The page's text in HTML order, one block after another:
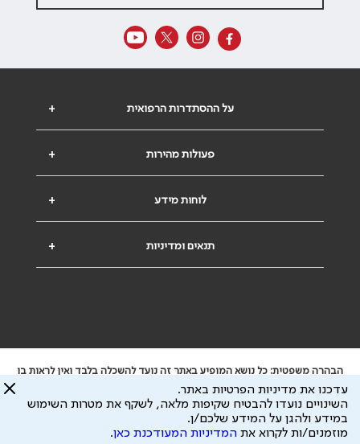
+ על ההסתדרות הרפואית
+ פעולות מהירות
+ לוחות מידע
+ תנאים ומדיניות
הבהרה משפטית: כל נושא המופיע באתר זה נועד להשכלה בלבד ואין לראות בו
ייעוץ רפואי או משפטי. אין הר"י אחראית לתוכן המתפרסם באתר זה ולכל נזק
שעלול להיגרם.
ידוע לי שהר"י אוספת ושומרת מידע אישי לצורך מתן השרות וכי חלק ממנו עשוי
להיות מועבר לצדדים שלישיים, הכל בכפוף למדיניות הפרטיות
עדכנו את מדיניות הפרטיות באתר.
השינויים נועדו להבטיח שקיפות מלאה, לשקף את מטרות השימוש
במידע ולהגן על המידע שלכם/ן.
מוזמנים/ות לקרוא את המדיניות המעודכנת כאן.